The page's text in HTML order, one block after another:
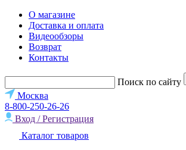
О магазине
Доставка и оплата
Видеообзоры
Возврат
Контакты
Поиск по сайту
Москва
8-800-250-26-26
Вход / Регистрация
Каталог товаров